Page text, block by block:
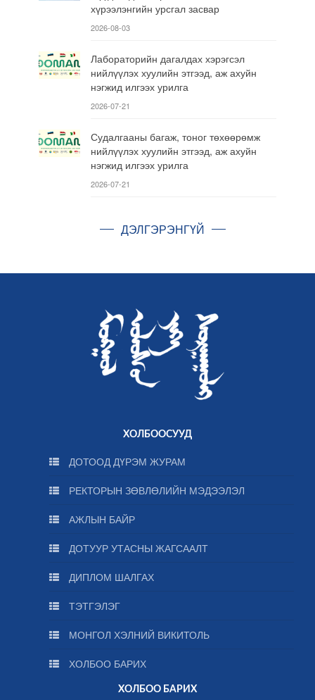
хүрээлэнгийн урсгал засвар
2026-08-03
Лабораторийн дагалдах хэрэгсэл
нийлүүлэх хуулийн этгээд, аж ахуйн
нэгжид илгээх урилга
2026-07-21
Судалгааны багаж, тоног төхөөрөмж
нийлүүлэх хуулийн этгээд, аж ахуйн
нэгжид илгээх урилга
2026-07-21
ДЭЛГЭРЭНГҮЙ
ХОЛБООСУУД
ДОТООД ДҮРЭМ ЖУРАМ
РЕКТОРЫН ЗӨВЛӨЛИЙН МЭДЭЭЛЭЛ
АЖЛЫН БАЙР
ДОТУУР УТАСНЫ ЖАГСААЛТ
ДИПЛОМ ШАЛГАХ
ТЭТГЭЛЭГ
МОНГОЛ ХЭЛНИЙ ВИКИТОЛЬ
ХОЛБОО БАРИХ
ХОЛБОО БАРИХ